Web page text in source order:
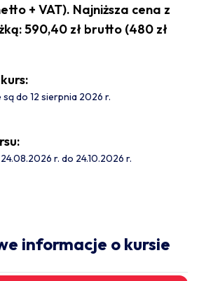
+ VAT). Najniższa cena z
590,40 zł brutto (480 zł
do 12 sierpnia 2026 r.
r. do 24.10.2026 r.
informacje o kursie